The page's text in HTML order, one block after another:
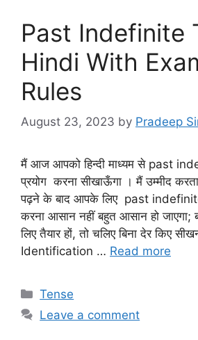
Past Indefinite
Hindi With
Rules
August 23, 2023 by Pradeep
मैं आज आपको हिन्दी माध्यम से past
प्रयोग करना सीखाऊँगा । मैं उम्मीद
पढ़ने के बाद आपके लिए past
करना आसान नहीं बहुत आसान हो
लिए तैयार हों, तो चलिए बिना देर किए
Identification … Read more
Categories
Tense
Leave a comment